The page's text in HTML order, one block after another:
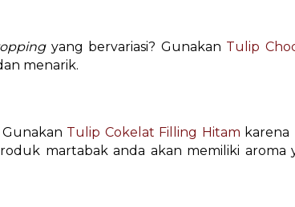
yang bervariasi? Gunakan Tulip
menarik.
Tulip Cokelat Filling Hitam
martabak anda akan memiliki aroma